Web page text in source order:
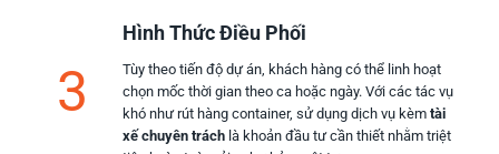
3
Hình Thức Điều Phối
Tùy theo tiến độ dự án, khách hàng có thể linh hoạt
chọn mốc thời gian theo ca hoặc ngày. Với các tác vụ
khó như rút hàng container, sử dụng dịch vụ kèm tài
xế chuyên trách là khoản đầu tư cần thiết nhằm triệt